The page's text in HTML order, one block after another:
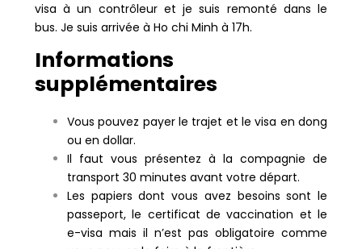
visa à un contrôleur et je suis remonté dans le
bus. Je suis arrivée à Ho chi Minh à 17h.
Informations
supplémentaires
Vous pouvez payer le trajet et le visa en dong
ou en dollar.
Il faut vous présentez à la compagnie de
transport 30 minutes avant votre départ.
Les papiers dont vous avez besoins sont le
passeport, le certificat de vaccination et le
e-visa mais il n’est pas obligatoire comme